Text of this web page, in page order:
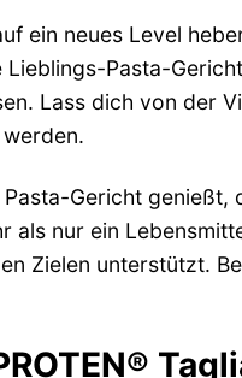
ein neues Level
Pasta-
Lass dich von der
Gericht
als nur ein
Zielen unterstützt.